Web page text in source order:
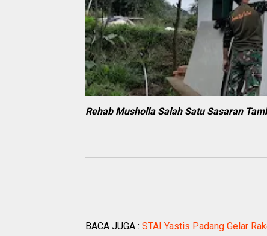
Rehab Musholla Salah Satu Sasaran
BACA JUGA : STAI Yastis Padang Gelar